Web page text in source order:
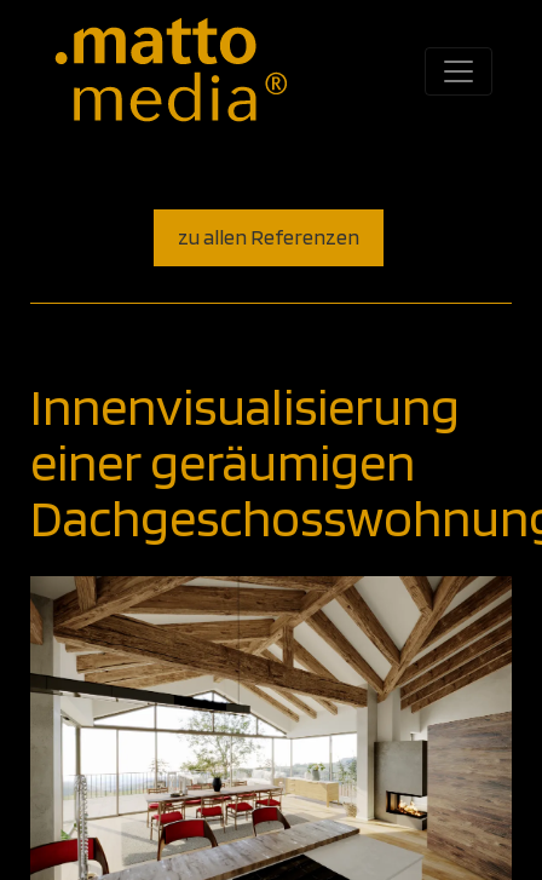
zu allen Referenzen
Innenvisualisierung
einer geräumigen